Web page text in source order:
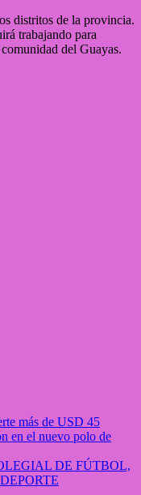
distritos de la provincia.
trabajando para
del Guayas.
más de USD 45
en el nuevo polo de
DE FÚTBOL,